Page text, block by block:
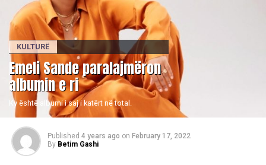
KULTURË
Emeli Sande paralajmëron
albumin e ri
Ky është albumi i saj i katërt në total.
Published 4 years ago on February 17, 2022
By Betim Gashi